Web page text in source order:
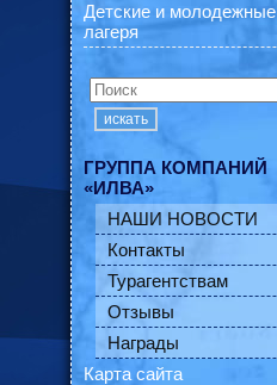
Детские и молодежные
лагеря
искать
ГРУППА КОМПАНИЙ
«ИЛВА»
НАШИ НОВОСТИ
Контакты
Турагентствам
Отзывы
Награды
Карта сайта